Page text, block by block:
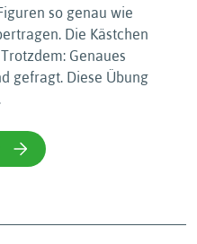
so genau wie
Die Kästchen
Genaues
gefragt. Diese Übung